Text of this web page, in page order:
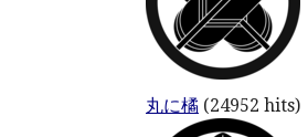
丸に橘 (24952 hits)